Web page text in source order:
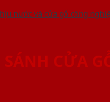
SÁNH CỬA